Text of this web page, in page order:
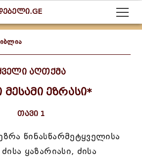
აღთქმა
მესამი ეზრასი*
თავი 1
წინასწარმეტყველისა
ყაზარიასი, ძისა